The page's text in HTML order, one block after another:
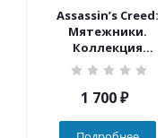
Assassin’s Creed:
Мятежники.
Коллекция
(Nintendo Switch)
1 700₽